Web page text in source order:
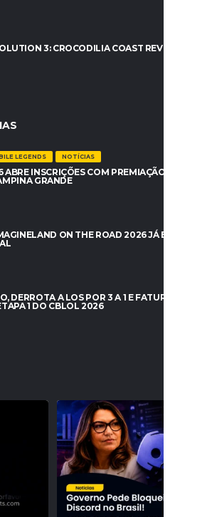
3: CROCODILIA COAST REVELA O
LEGENDS NOTÍCIAS
INSCRIÇÕES COM PREMIAÇÃO DE R$
GRANDE
ON THE ROAD 2026 JÁ ESTÃO À
DERROTA A LOS POR 3 A 1 E FATURA O
1 DO CBLOL 2026
JANJA PEDE BLOQUEIO DO DISCORD
NO BRASIL E...
177 24